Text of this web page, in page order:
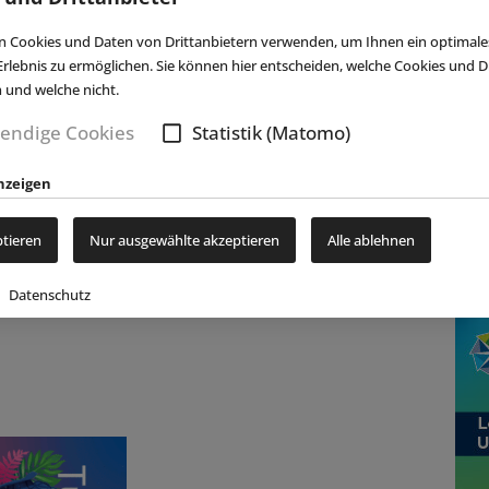
Cookies und Daten von Drittanbietern verwenden, um Ihnen ein
zu ermöglichen. Sie können hier entscheiden, welche Cookies und
und welche nicht.
Cookies Statistik (Matomo)
Nur ausgewählte akzeptieren Alle ablehnen
Datenschutz
Movie Park Germany
begrüßt 40-millionsten Gast
Germany in Bottrop-Kirchhellen sein 30-